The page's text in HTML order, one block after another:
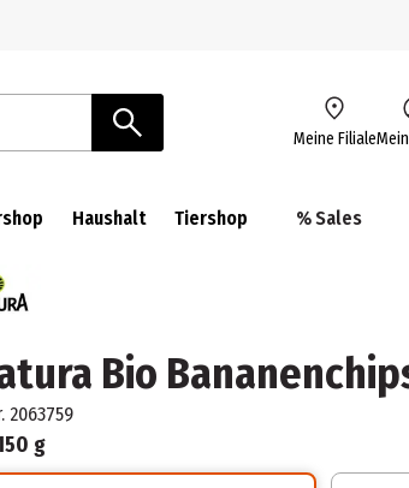
Meine Filiale
Haushalt Tiershop % Sales
Bio
2063759
g